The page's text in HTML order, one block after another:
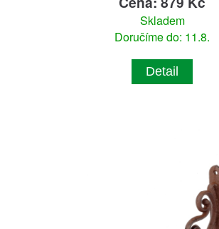
Skladem
Doručíme do: 11.8.
Detail